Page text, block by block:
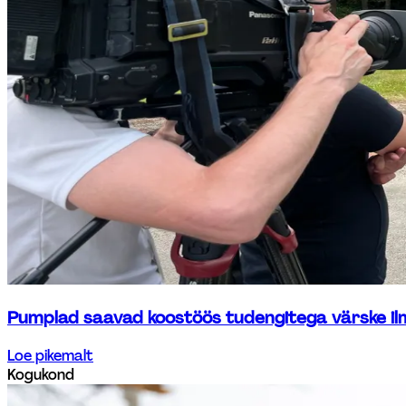
Pumplad saavad koostöös tudengitega värske
Loe pikemalt
Kogukond